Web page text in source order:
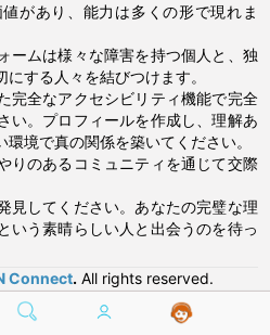
があり、能力は多くの形で現れま
ームは様々な障害を持つ個人と、独
する人々を結びつけます。
完全なアクセシビリティ機能で完全
い。プロフィールを作成し、理解あ
境で真の関係を築いてください。
りのあるコミュニティを通じて交際
見してください。あなたの完璧な理
いう素晴らしい人と出会うのを待っ
Connect. All rights reserved.